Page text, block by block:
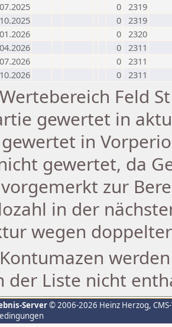
0 2319
0 2319
0 2320
0 2311
0 2311
0 2311
Wertebereich Feld
gewertet in
in
gewertet, da
vorgemerkt zur
in der
wegen
Kontumazen
der Liste nicht
Server© 2006-2026 Heinz Herzog,